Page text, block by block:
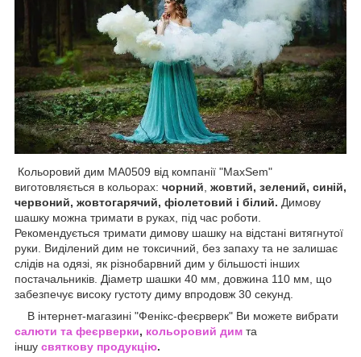
Кольоровий дим MA0509 від компанії "MaxSem"
виготовляється в кольорах: чорний жовтий, зелений, синій,
червоний, жовтогарячий, фіолетовий і білий. Димову
шашку можна тримати в руках, під час роботи.
Рекомендується тримати димову шашку на відстані витягнутої
руки. Виділений дим не токсичний, без запаху та не залишає
слідів на одязі, як різнобарвний дим у більшості інших
постачальників. Діаметр шашки 40 мм, довжина 110 мм, що
забезпечує високу густоту диму впродовж 30 секунд.
В інтернет-магазині "Фенікс-феєрверк" Ви можете вибрати
салюти та феєрверки, кольоровий дим та
іншу святкову продукцію.